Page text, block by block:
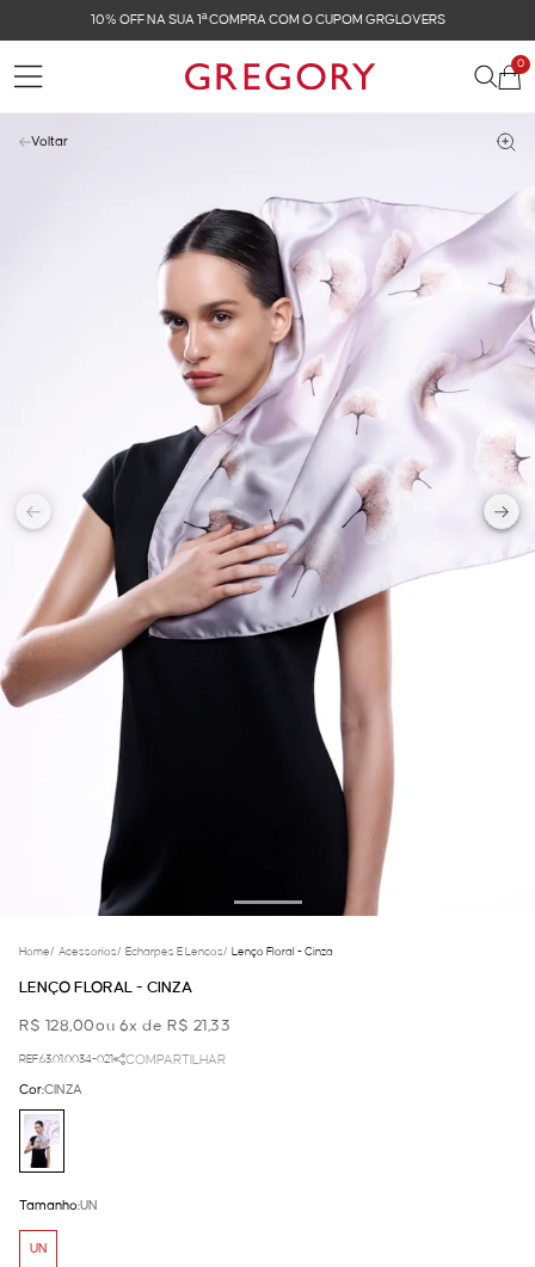
NA SUA 1ª COMPRA COM O CUPOM GRGLOVERS
0
Voltar
Home/ Acessorios/ Echarpes E Lencos/ Lenço Floral - Cinza
LENÇO FLORAL - CINZA
R$ 128,00ou 6x de R$ 21,33
REF.63.01.0034-021 COMPARTILHAR
Cor:CINZA
Tamanho:UN
UN